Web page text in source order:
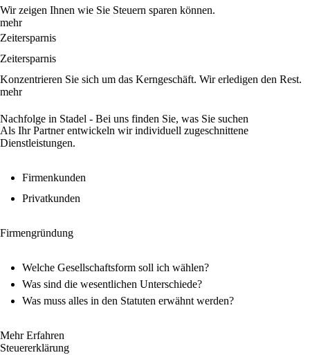
Wir zeigen Ihnen wie Sie Steuern sparen können.
mehr
Zeitersparnis
Zeitersparnis
Konzentrieren Sie sich um das Kerngeschäft. Wir erledigen den Rest.
mehr
Nachfolge in Stadel - Bei uns finden Sie, was Sie suchen
Als Ihr Partner entwickeln wir individuell zugeschnittene
Dienstleistungen.
Firmenkunden
Privatkunden
Firmengründung
Welche Gesellschaftsform soll ich wählen?
Was sind die wesentlichen Unterschiede?
Was muss alles in den Statuten erwähnt werden?
Mehr Erfahren
Steuererklärung